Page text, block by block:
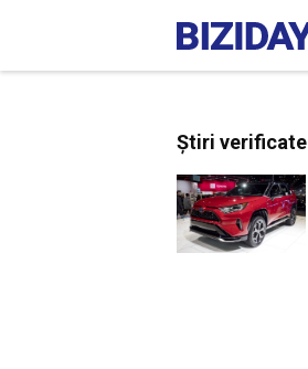
Știri verificate